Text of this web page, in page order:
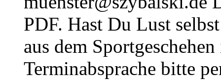
PDF. Hast Du Lust
aus dem
Terminabsprache bitte